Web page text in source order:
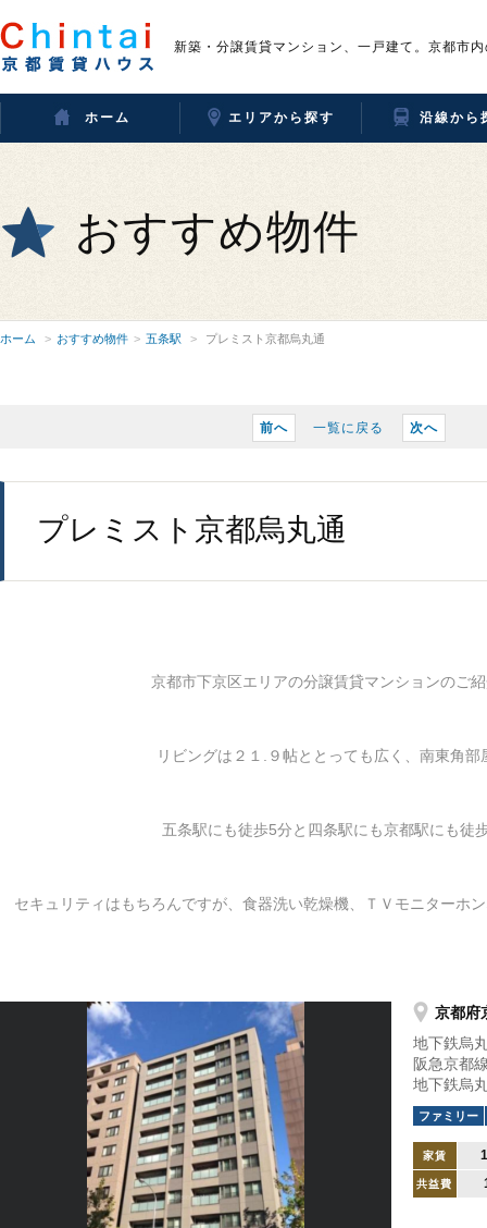
新築・分譲賃貸マンション、一戸建て。京都市
ホーム エリアから探す 沿線から
おすすめ物件
ホーム おすすめ物件 五条駅 プレミスト京都烏丸通
前へ 一覧に戻る 次へ
プレミスト京都烏丸通
京都市下京区エリアの分譲賃貸マンションのご
リビングは２１.９帖ととっても広く、南東角部
五条駅にも徒歩5分と四条駅にも京都駅にも徒
セキュリティはもちろんですが、食器洗い乾燥機、ＴＶモニターホ
京都府
地下鉄烏
阪急京
地下鉄烏
ファミリー
家賃
共益費